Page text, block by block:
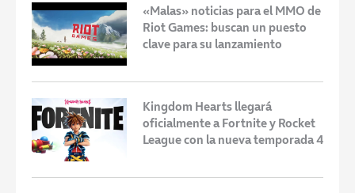
«Malas» noticias para el MMO de
Riot Games: buscan un puesto
clave para su lanzamiento
Kingdom Hearts llegará
oficialmente a Fortnite y Rocket
League con la nueva temporada 4